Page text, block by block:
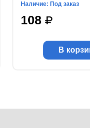
Наличие: Под заказ
108
В